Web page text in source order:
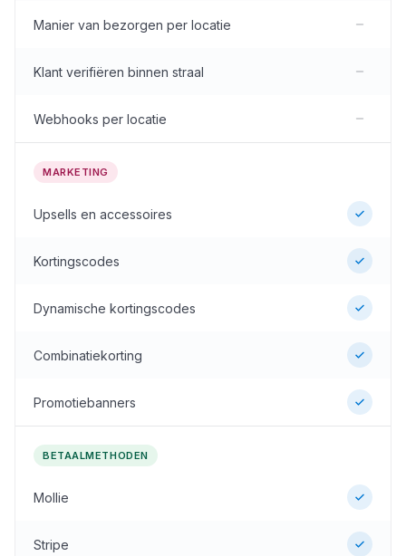
Manier van bezorgen per locatie
Klant verifiëren binnen straal
Webhooks per locatie
MARKETING
Upsells en accessoires
Kortingscodes
Dynamische kortingscodes
Combinatiekorting
Promotiebanners
BETAALMETHODEN
Mollie
Stripe